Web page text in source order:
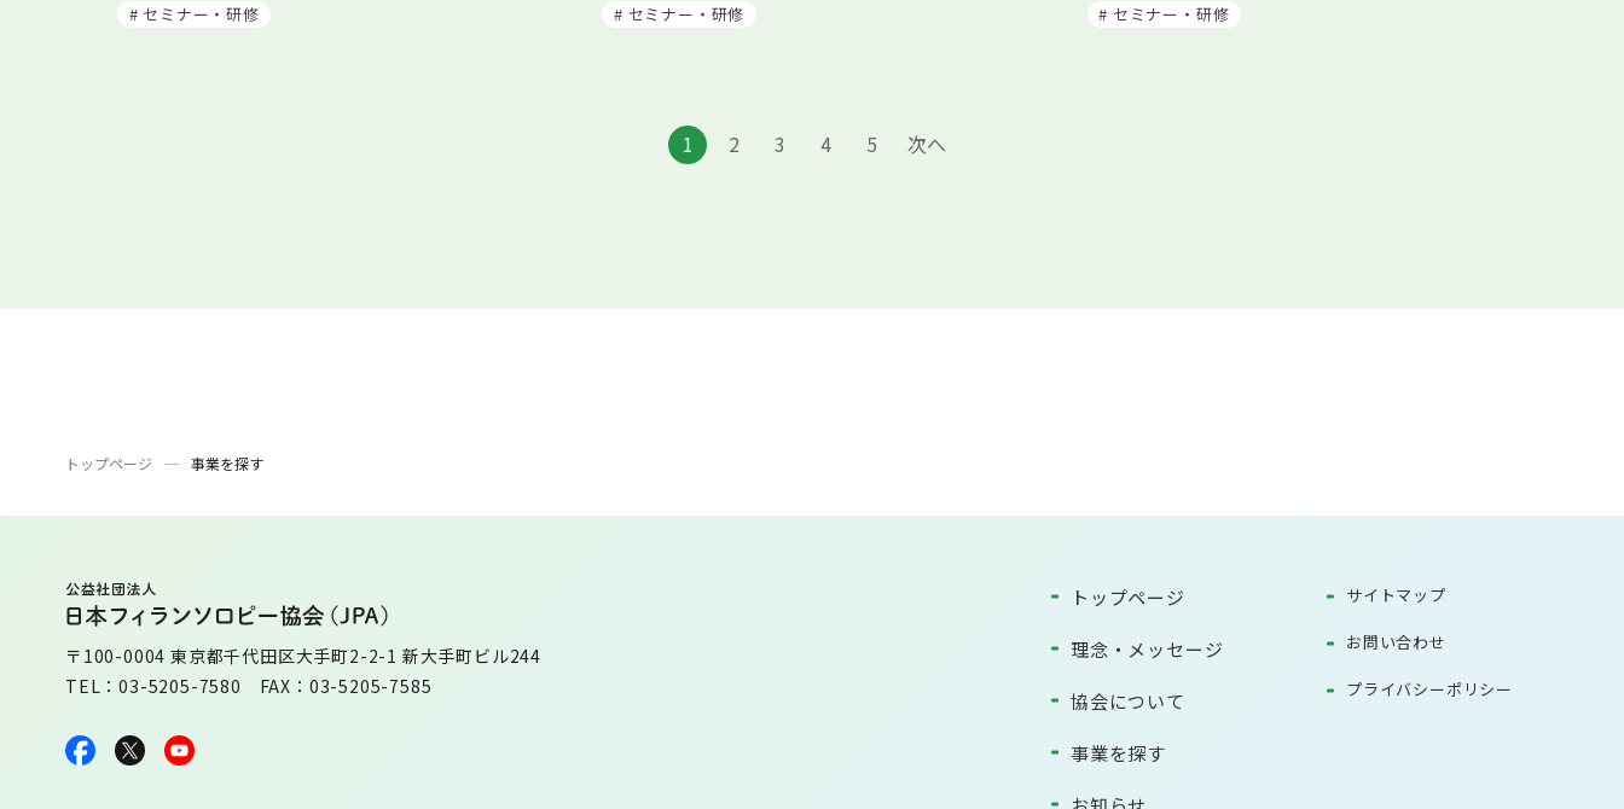
# セミナー・研修 # セミナー・研修 # セミナー・研修
1 2 3 4 5 次へ
トップページ 事業を探す
〒100-0004 東京都千代田区大手町2-2-1 新大手町ビル244
TEL：03-5205-7580 FAX：03-5205-7585
トップページ
理念・メッセージ
協会について
事業を探す
サイトマップ
お問い合わせ
プライバシーポリシー